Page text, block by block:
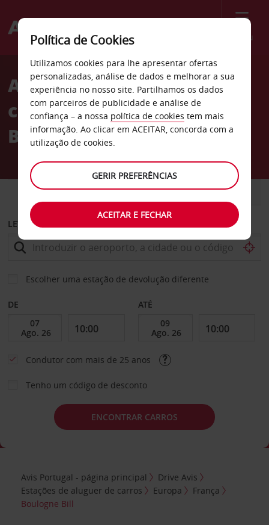
Menu
Welcome
AvisAluguer de
carros Boulogne-
Billancourt
CARRO COMERCIAIS
LEVANTAR EM
Escolher uma estação de devolução diferente
DE ATÉ
Condutor com mais de 25 anos
Tenho um código de desconto
ENCONTRAR CARROS
Avis Portugal - página principal
Drive Avis
Estações de aluguer de carros
Europa
França
Boulogne Bill
Política de Cookies
Utilizamos cookies para lhe apresentar ofertas
personalizadas, análise de dados e melhorar a sua
experiência no nosso site. Partilhamos os dados
com parceiros de publicidade e análise de
confiança – a nossa política de cookies tem mais
informação. Ao clicar em ACEITAR, concorda com a
utilização de cookies.
GERIR PREFERÊNCIAS
ACEITAR E FECHAR